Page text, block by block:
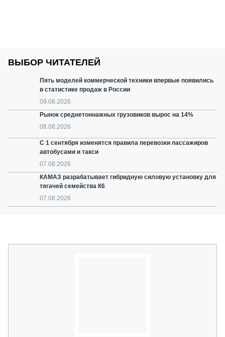
ВЫБОР ЧИТАТЕЛЕЙ
Пять моделей коммерческой техники впервые появились
в статистике продаж в России
09.08.2026
Рынок среднетоннажных грузовиков вырос на 14%
08.08.2026
С 1 сентября изменятся правила перевозки пассажиров
автобусами и такси
07.08.2026
КАМАЗ разрабатывает гибридную силовую установку для
тягачей семейства К6
07.08.2026